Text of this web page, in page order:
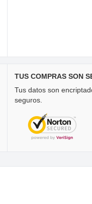
TUS COMPRAS SON
Tus datos son
seguros.